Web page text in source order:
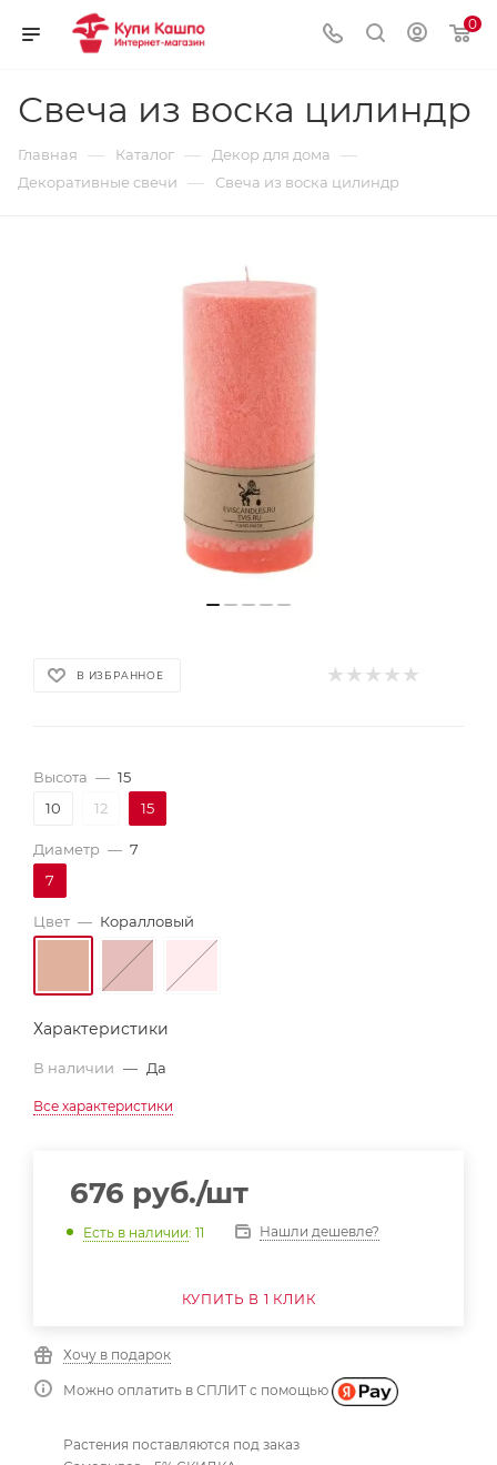
0
Свеча из воска цилиндр
Главная — Каталог — Декор для дома —
Декоративные свечи — Свеча из воска цилиндр
В ИЗБРАННОЕ
Высота — 15
10
12 15
Диаметр — 7
7
Цвет — Коралловый
Характеристики
В наличии — Да
Все характеристики
676 руб./шт
Есть в наличии: 11 Нашли дешевле?
КУПИТЬ В 1 КЛИК
Хочу в подарок
Можно оплатить в СПЛИТ с помощью
Растения поставляются под заказ